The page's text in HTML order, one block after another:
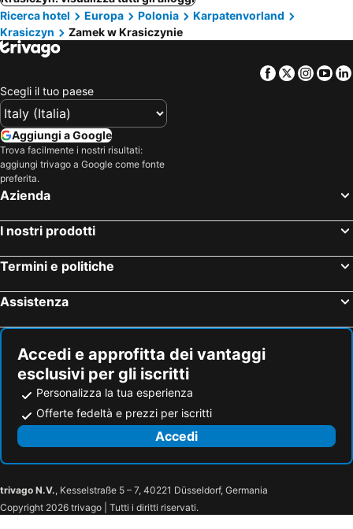
Ricerca hotel
Europa Polonia
Karpatenvorland
Krasiczyn
Zamek w Krasiczynie
Facebook
Twitter
Scegli il tuo paese
Aggiungi a Google
Trova facilmente i nostri risultati:
aggiungi trivago a Google come fonte
preferita.
Azienda
I nostri prodotti
Termini e politiche
Assistenza
Accedi e approfitta dei vantaggi
esclusivi per gli iscritti
Personalizza la tua esperienza
Offerte fedeltà e prezzi per iscritti
Accedi
trivago N.V., Kesselstraße 5 – 7, 40221 Düsseldorf, Germania
Copyright 2026 trivago | Tutti i diritti riservati.